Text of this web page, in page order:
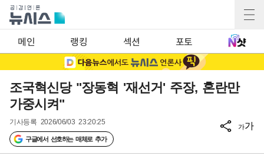
메인 랭킹 섹션 포토
조국혁신당 "장동혁 '재선거' 주장, 혼란만
가중시켜"
기사등록 2026/06/03 23:20:25
구글에서 선호하는 매체로 추가
가가